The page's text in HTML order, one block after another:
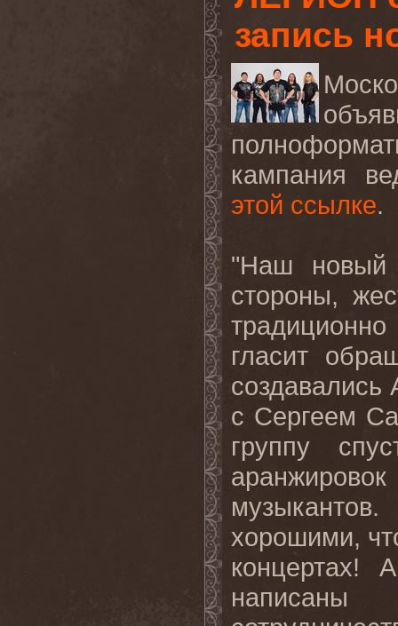
запись
кампания
этой ссылке.
"Наш новый
стороны,
гласит
создавались
с Сергеем
группу
хорошими,
концертах!